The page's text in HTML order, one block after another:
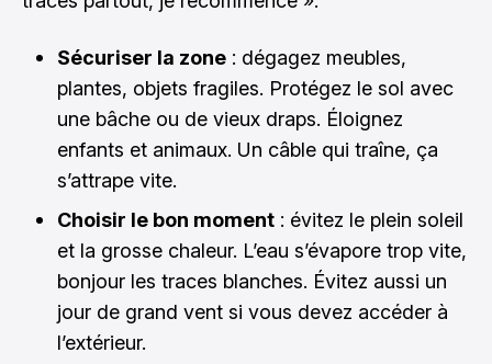
Sécuriser la zone : dégagez meubles,
plantes, objets fragiles. Protégez le sol avec
une bâche ou de vieux draps. Éloignez
enfants et animaux. Un câble qui traîne, ça
s’attrape vite.
Choisir le bon moment : évitez le plein soleil
et la grosse chaleur. L’eau s’évapore trop vite,
bonjour les traces blanches. Évitez aussi un
jour de grand vent si vous devez accéder à
l’extérieur.